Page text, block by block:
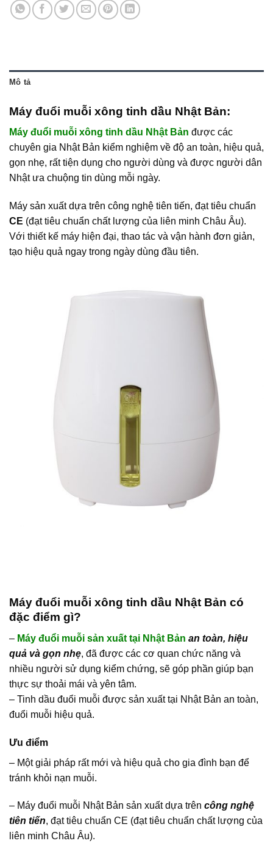
Mô tả
Máy đuổi muỗi xông tinh dầu Nhật Bản:
Máy đuổi muỗi xông tinh dầu Nhật Bản được các
chuyên gia Nhật Bản kiểm nghiệm về độ an toàn, hiệu quả,
gọn nhẹ, rất tiện dụng cho người dùng và được người dân
Nhật ưa chuộng tin dùng mỗi ngày.
Máy sản xuất dựa trên công nghệ tiên tiến, đạt tiêu chuẩn
CE (đạt tiêu chuẩn chất lượng của liên minh Châu Âu).
Với thiết kế máy hiện đại, thao tác và vận hành đơn giản,
tạo hiệu quả ngay trong ngày dùng đầu tiên.
Máy đuổi muỗi xông tinh dầu Nhật Bản có
đặc điểm gì?
– Máy đuổi muỗi sản xuất tại Nhật Bản an toàn, hiệu
quả và gọn nhẹ, đã được các cơ quan chức năng và
nhiều người sử dụng kiểm chứng, sẽ góp phần giúp bạn
thực sự thoải mái và yên tâm.
– Tinh dầu đuổi muỗi được sản xuất tại Nhật Bản an toàn,
đuổi muỗi hiệu quả.
Ưu điểm
– Một giải pháp rất mới và hiệu quả cho gia đình bạn để
tránh khỏi nạn muỗi.
– Máy đuổi muỗi Nhật Bản sản xuất dựa trên công nghệ
tiên tiến, đạt tiêu chuẩn CE (đạt tiêu chuẩn chất lượng của
liên minh Châu Âu).